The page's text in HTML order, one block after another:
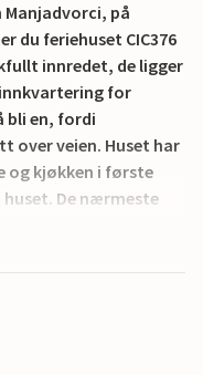
Manjadvorci, på
du feriehuset CIC376
innredet, de ligger
for
bli en, fordi
over veien. Huset har
og kjøkken i første
De nærmeste
byen Pula og de
Labin.